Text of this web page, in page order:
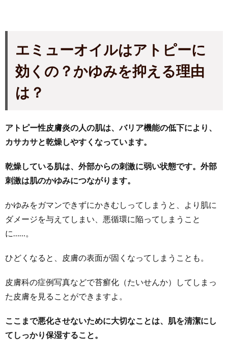
エミューオイルはアトピーに
効くの？かゆみを抑える理由
は？
アトピー性皮膚炎の人の肌は、バリア機能の低下により、
カサカサと乾燥しやすくなっています。
乾燥している肌は、外部からの刺激に弱い状態です。外部
刺激は肌のかゆみにつながります。
かゆみをガマンできずにかきむしってしまうと、より肌に
ダメージを与えてしまい、悪循環に陥ってしまうこと
に……。
ひどくなると、皮膚の表面が固くなってしまうことも。
皮膚科の症例写真などで苔癬化（たいせんか）してしまっ
た皮膚を見ることができますよ。
ここまで悪化させないために大切なことは、肌を清潔にし
てしっかり保湿すること。